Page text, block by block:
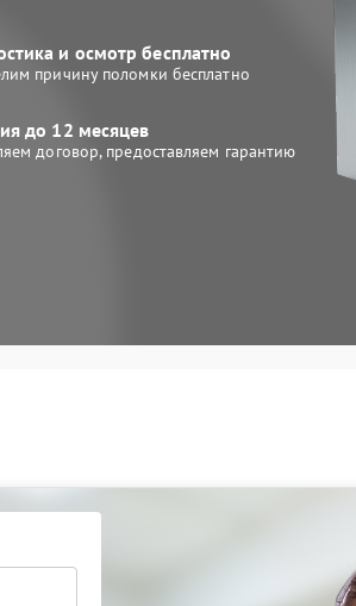
и осмотр бесплатно
причину поломки бесплатно
до 12 месяцев
договор, предоставляем гарантию